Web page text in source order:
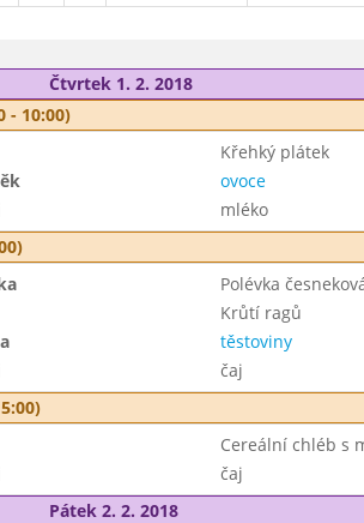
Čtvrtek 1. 2. 2018
- 10:00)
Křehký plátek
ovoce
mléko
Polévka
Krůtí ragů
těstoviny
čaj
Cereální chléb s
čaj
Pátek 2. 2. 2018